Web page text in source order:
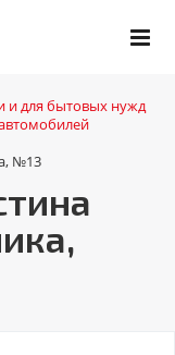
и для бытовых нужд
№13